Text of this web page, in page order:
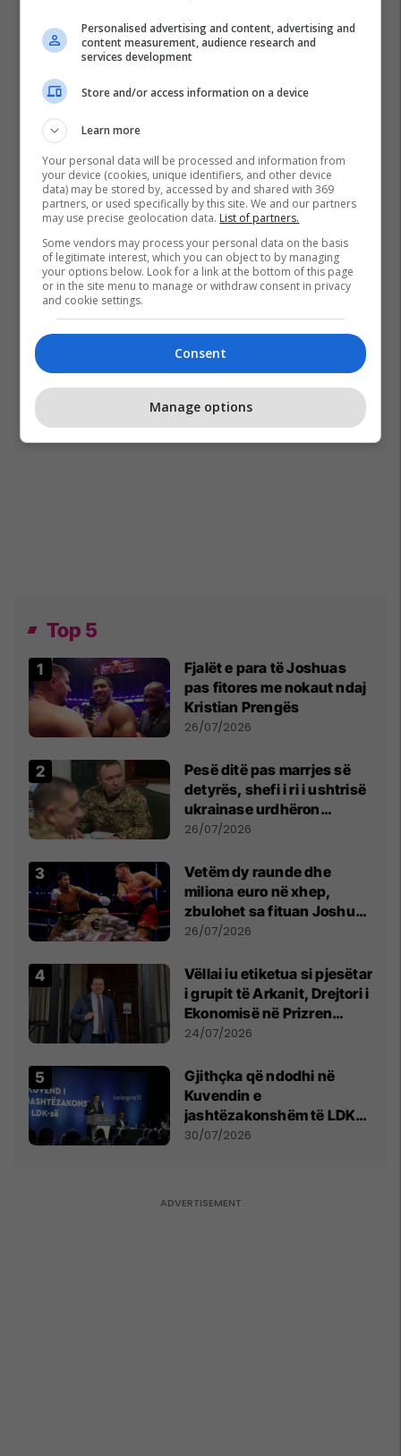
Top 5
Fjalët e para të Joshuas
pas fitores me nokaut ndaj
Kristian Prengës
26/07/2026
Pesë ditë pas marrjes së
detyrës, shefi i ri i ushtrisë
ukrainase urdhëron
kontroll të madh
26/07/2026
Vetëm dy raunde dhe
miliona euro në xhep,
zbulohet sa fituan Joshua
e Prenga
26/07/2026
Vëllai iu etiketua si pjesëtar
i grupit të Arkanit, Drejtori i
Ekonomisë në Prizren
mohon pretendimet
24/07/2026
Gjithçka që ndodhi në
Kuvendin e
jashtëzakonshëm të LDK-
së
30/07/2026
Personalised advertising and content, advertising and
content measurement, audience research and
services development
Store and/or access information on a device
Learn more
Your personal data will be processed and information from
your device (cookies, unique identifiers, and other device
data) may be stored by, accessed by and shared with 369
partners, or used specifically by this site. We and our partners
may use precise geolocation data. List of partners.
Some vendors may process your personal data on the basis
of legitimate interest, which you can object to by managing
your options below. Look for a link at the bottom of this page
or in the site menu to manage or withdraw consent in privacy
and cookie settings.
Consent
Manage options